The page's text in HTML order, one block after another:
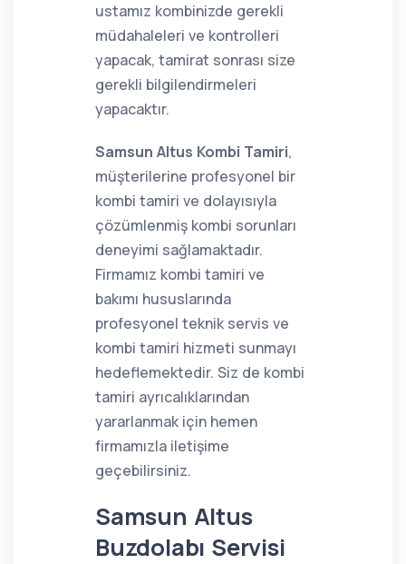
ustamız kombinizde gerekli
müdahaleleri ve kontrolleri
yapacak, tamirat sonrası size
gerekli bilgilendirmeleri
yapacaktır.
Samsun Altus Kombi Tamiri,
müşterilerine profesyonel bir
kombi tamiri ve dolayısıyla
çözümlenmiş kombi sorunları
deneyimi sağlamaktadır.
Firmamız kombi tamiri ve
bakımı hususlarında
profesyonel teknik servis ve
kombi tamiri hizmeti sunmayı
hedeflemektedir. Siz de kombi
tamiri ayrıcalıklarından
yararlanmak için hemen
firmamızla iletişime
geçebilirsiniz.
Samsun Altus
Buzdolabı Servisi